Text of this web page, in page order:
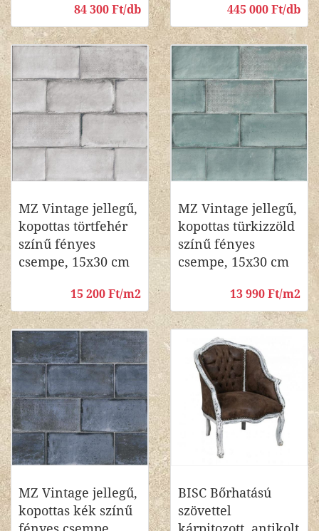
84 300 Ft/db 445 000 Ft/db
MZ Vintage jellegű,
kopottas törtfehér
színű fényes
csempe, 15x30 cm
15 200 Ft/m2
MZ Vintage jellegű,
kopottas türkizzöld
színű fényes
csempe, 15x30 cm
13 990 Ft/m2
MZ Vintage jellegű,
kopottas kék színű
BISC Bőrhatású
szövettel